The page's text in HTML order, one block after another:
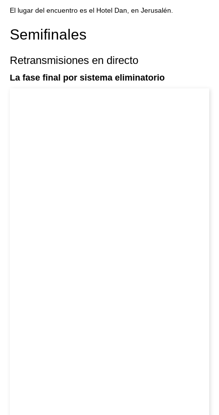
El lugar del encuentro es el Hotel Dan, en Jerusalén.
Semifinales
Retransmisiones en directo
La fase final por sistema eliminatorio